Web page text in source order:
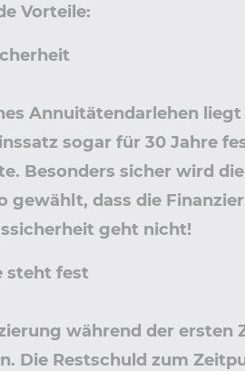
Vorteile:
Annuitätendarlehen
sogar für 30 Jahre
Besonders sicher wird
gewählt, dass die
geht nicht!
steht fest
während der
Die Restschuld zum